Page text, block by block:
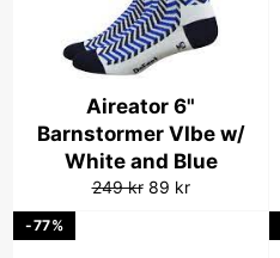
Aireator 6"
Barnstormer VIbe w/
White and Blue
Vanlig
249 kr Salgspris
89 kr
-77%